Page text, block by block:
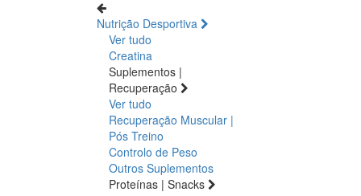
Nutrição Desportiva
Ver tudo
Creatina
Suplementos |
Recuperação
Ver tudo
Recuperação Muscular |
Pós Treino
Controlo de Peso
Outros Suplementos
Proteínas | Snacks